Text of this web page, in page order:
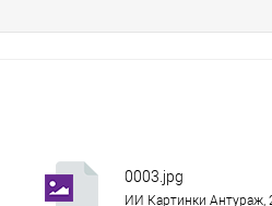
0003.jpg
ИИ Картинки Антураж,